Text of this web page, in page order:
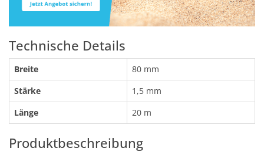
Technische Details
Breite
80 mm
Stärke
1,5 mm
Länge
20 m
Produktbeschreibung